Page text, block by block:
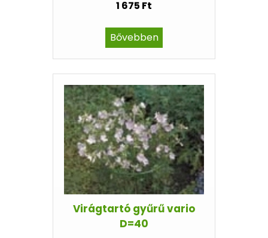
1 675 Ft
Bővebben
Virágtartó gyűrű vario
D=40